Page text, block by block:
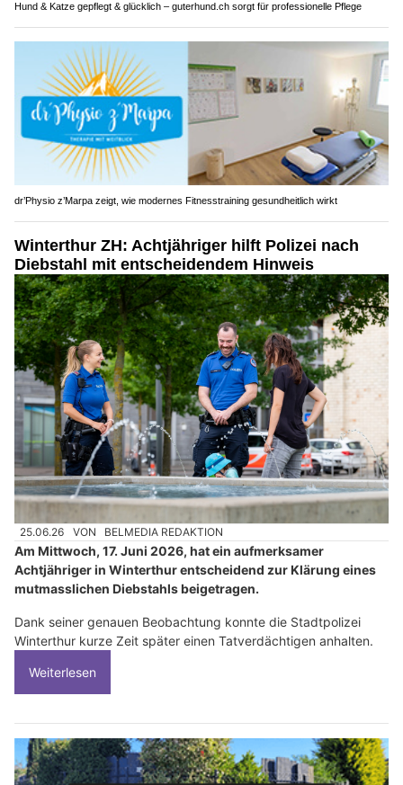
Hund & Katze gepflegt & glücklich – guterhund.ch sorgt für professionelle Pflege
dr’Physio z’Marpa zeigt, wie modernes Fitnesstraining gesundheitlich wirkt
Winterthur ZH: Achtjähriger hilft Polizei nach
Diebstahl mit entscheidendem Hinweis
25.06.26 VON BELMEDIA REDAKTION
Am Mittwoch, 17. Juni 2026, hat ein aufmerksamer
Achtjähriger in Winterthur entscheidend zur Klärung eines
mutmasslichen Diebstahls beigetragen.
Dank seiner genauen Beobachtung konnte die Stadtpolizei
Winterthur kurze Zeit später einen Tatverdächtigen anhalten.
Weiterlesen